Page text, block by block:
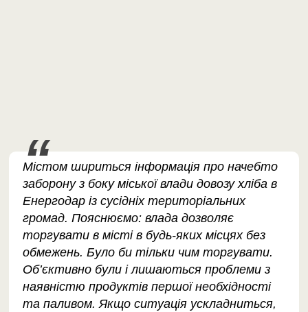
Містом шириться інформація про начебто
заборону з боку міської влади довозу хліба в
Енергодар із сусідніх територіальних
громад. Пояснюємо: влада дозволяє
торгувати в місті в будь-яких місцях без
обмежень. Було би тільки чим торгувати.
Об’єктивно були і лишаються проблеми з
наявністю продуктів першої необхідності
та паливом. Якщо ситуація ускладниться,